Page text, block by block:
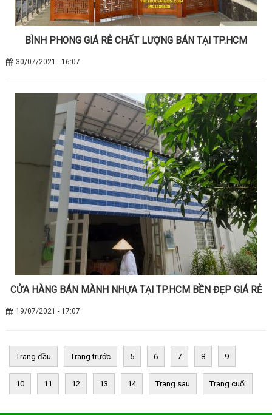
BÌNH PHONG GIÁ RẺ CHẤT LƯỢNG BÁN TẠI TP.HCM
30/07/2021 - 16:07
CỬA HÀNG BÁN MÀNH NHỰA TẠI TP.HCM BỀN ĐẸP GIÁ RẺ
19/07/2021 - 17:07
Trang đầu Trang trước 5 6 7 8 9
10 11 12 13 14 Trang sau Trang cuối